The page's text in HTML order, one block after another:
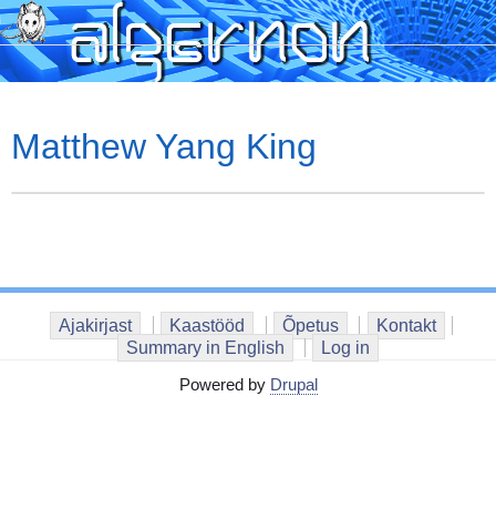
Skip
to
main
content
Matthew Yang King
Ajakirjast Kaastööd Õpetus
Kontakt
Summary in English
Log in
Powered by Drupal